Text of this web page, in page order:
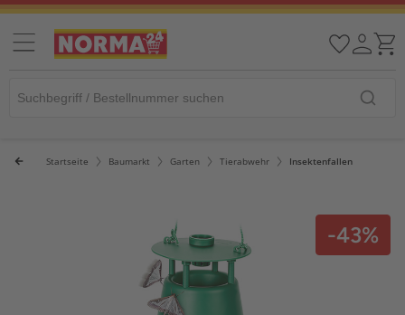
Startseite Baumarkt Garten Tierabwehr Insektenfallen
-43%